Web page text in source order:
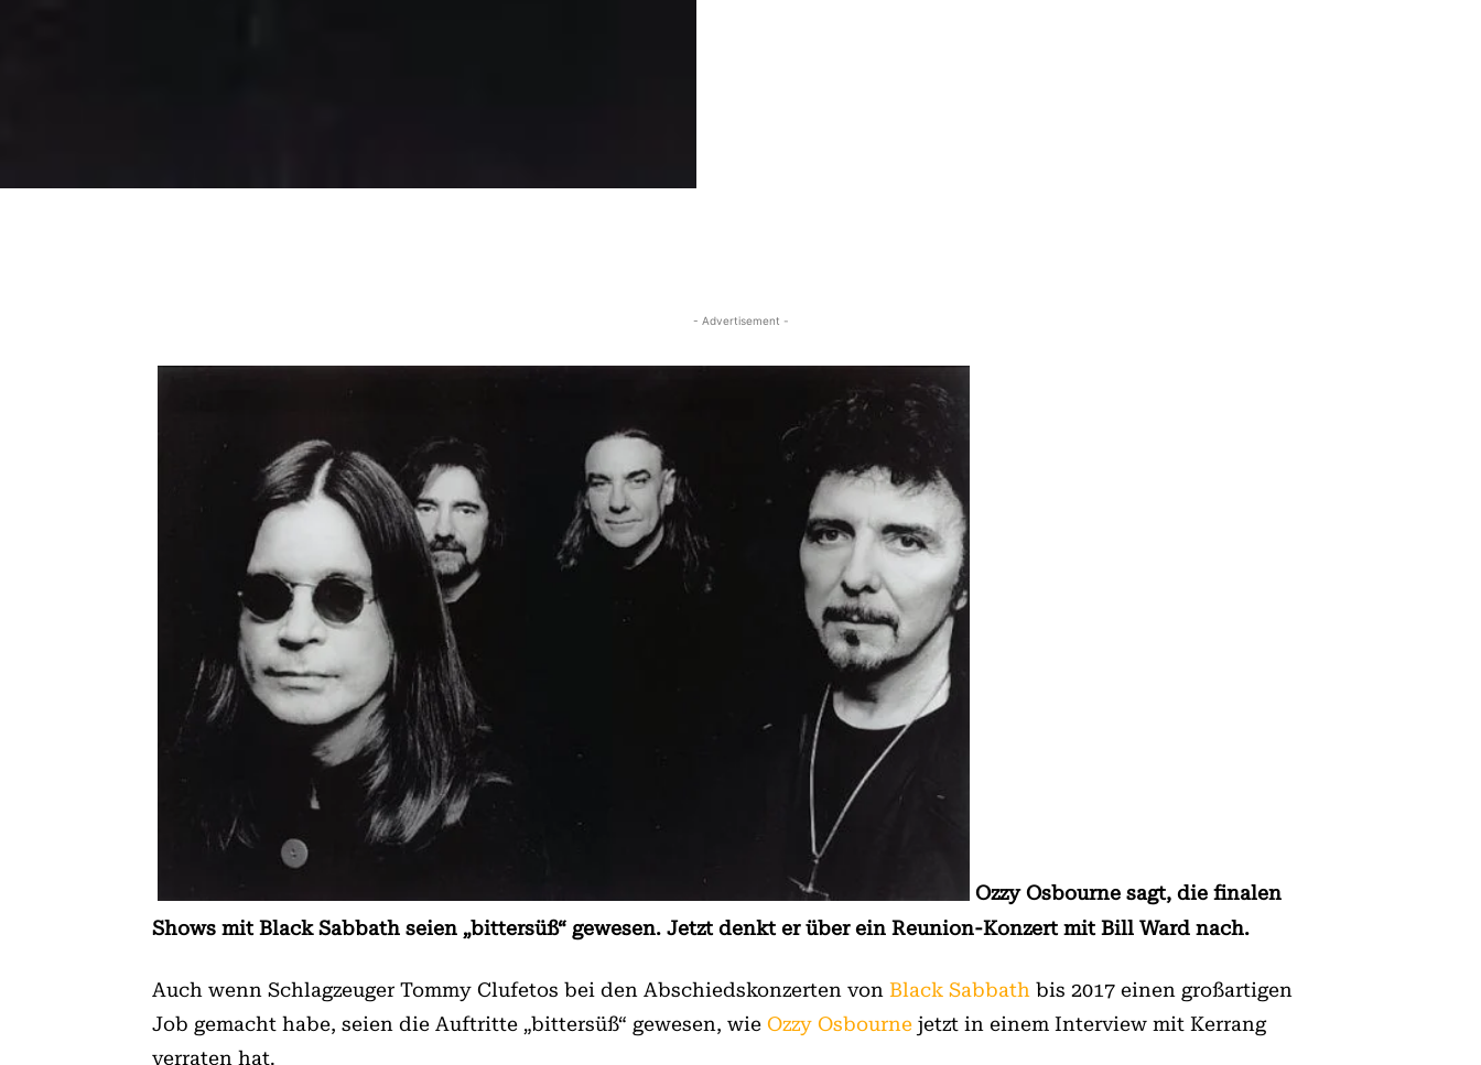
- Advertisement -
Ozzy Osbourne sagt, die finalen
Shows mit Black Sabbath seien „bittersüß“ gewesen. Jetzt denkt er über ein Reunion-Konzert mit Bill Ward nach.
Auch wenn Schlagzeuger Tommy Clufetos bei den Abschiedskonzerten von Black Sabbath bis 2017 einen großartigen
Job gemacht habe, seien die Auftritte „bittersüß“ gewesen, wie Ozzy Osbourne jetzt in einem Interview mit Kerrang
verraten hat.